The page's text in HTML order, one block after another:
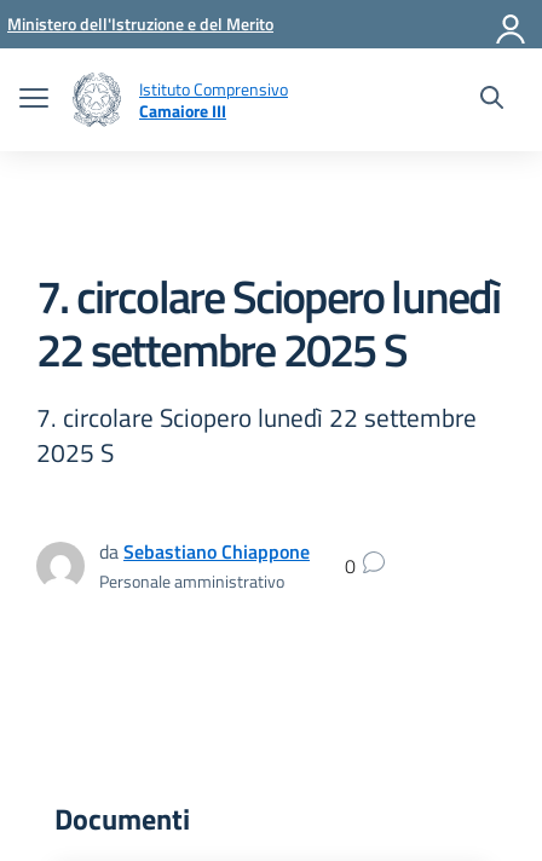
Vai ai contenuti
Vai al menu di navigazione
Vai al footer
Ministero dell'Istruzione e del Merito
Istituto Comprensivo
Camaiore III
7. circolare Sciopero lunedì
22 settembre 2025 S
7. circolare Sciopero lunedì 22 settembre
2025 S
daSebastiano Chiappone
Personale amministrativo 0
Documenti